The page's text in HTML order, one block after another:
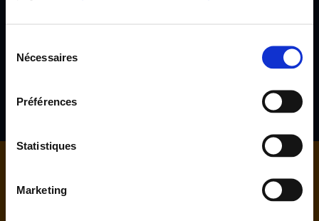
Nécessaires
Préférences
Statistiques
Marketing